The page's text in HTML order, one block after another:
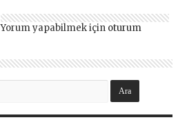
Yorum yapabilmek için oturum